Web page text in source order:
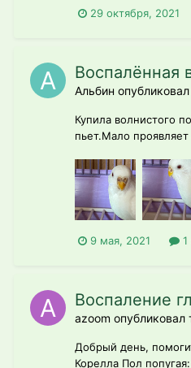
29 октября, 2021
Воспалённая
Альбин
Купила волнистого
пьет.Мало
9 мая, 2021 1
Воспаление
azoom опубликовал
Добрый день,
Корелла Пол